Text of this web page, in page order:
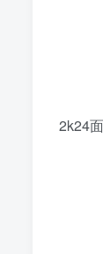
2k24